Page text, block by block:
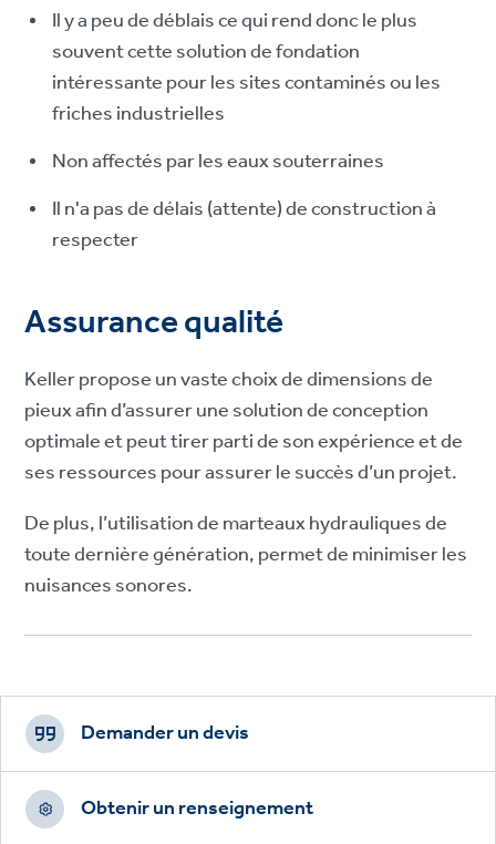
Il y a peu de déblais ce qui rend donc le plus
souvent cette solution de fondation
intéressante pour les sites contaminés ou les
friches industrielles
Non affectés par les eaux souterraines
Il n'a pas de délais (attente) de construction à
respecter
Assurance qualité
Keller propose un vaste choix de dimensions de
pieux afin d’assurer une solution de conception
optimale et peut tirer parti de son expérience et de
ses ressources pour assurer le succès d’un projet.
De plus, l’utilisation de marteaux hydrauliques de
toute dernière génération, permet de minimiser les
nuisances sonores.
Footer
CTAs
Demander un devis
Obtenir un renseignement